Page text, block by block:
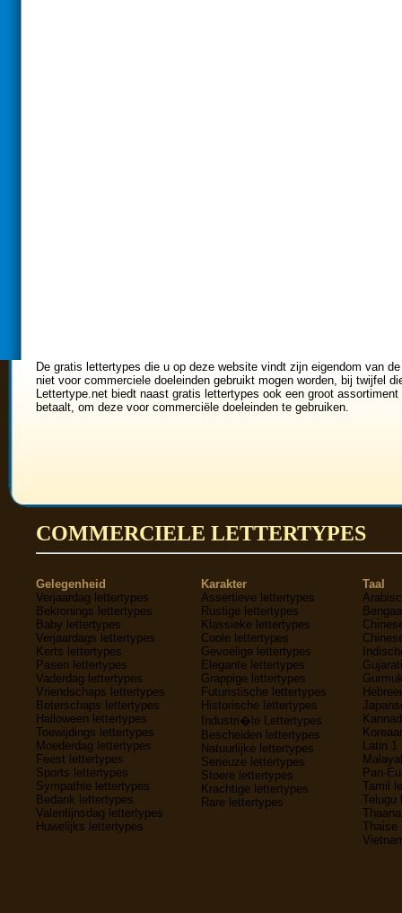
De gratis lettertypes die u op deze website vindt zijn eigendom van
niet voor commerciele doeleinden gebruikt mogen worden, bij twijfel
Lettertype.net biedt naast gratis lettertypes ook een groot
betaalt, om deze voor commerciële doeleinden te gebruiken.
COMMERCIELE LETTERTYPES
Gelegenheid
Verjaardag lettertypes
Bekronings lettertypes
Baby lettertypes
Verjaardags lettertypes
Kerts lettertypes
Pasen lettertypes
Vaderdag lettertypes
Vriendschaps lettertypes
Beterschaps lettertypes
Halloween lettertypes
Toewijdings lettertypes
Moederdag lettertypes
Feest lettertypes
Sports lettertypes
Sympathie lettertypes
Bedank lettertypes
Valentijnsdag lettertypes
Huwelijks lettertypes
Karakter
Assertieve lettertypes
Rustige lettertypes
Klassieke lettertypes
Coole lettertypes
Gevoelige lettertypes
Elegante lettertypes
Grappige lettertypes
Futuristische lettertypes
Historische lettertypes
Industri�le Lettertypes
Bescheiden lettertypes
Natuurlijke lettertypes
Serieuze lettertypes
Stoere lettertypes
Krachtige lettertypes
Rare lettertypes
Taal
Latin 1
Pan-
Tamil
Telugu
Thaise